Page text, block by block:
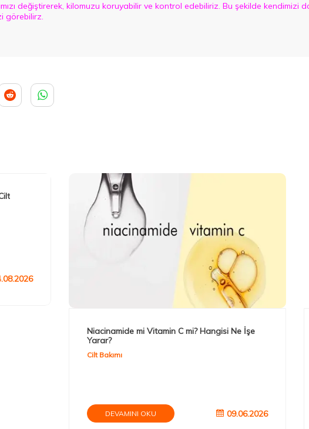
değiştirerek, kilomuzu koruyabilir ve kontrol edebiliriz. Bu şekilde
görebilirz.
Niacinamide mi Vitamin C mi? Hangisi Ne İşe
Yarar?
Cilt Bakımı
DEVAMINI OKU 09.06.2026